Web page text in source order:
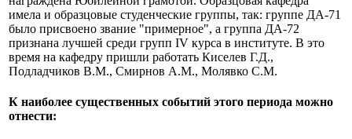
имела и образцовые студенческие группы, так: группе ДА-71
было присвоено звание "примерное", а группа ДА-72
признана лучшей среди групп IV курса в институте. В это
время на кафедру пришли работать Киселев Г.Д.,
Подладчиков В.М., Смирнов А.М., Молявко С.М.
К наиболее существенных событий этого периода можно
отнести: